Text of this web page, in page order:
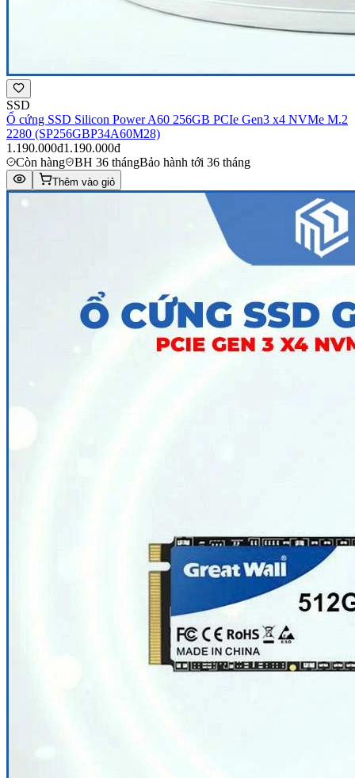
SSD
Ổ cứng SSD Silicon Power A60 256GB PCIe Gen3 x4 NVMe M.2
2280 (SP256GBP34A60M28)
1.190.000đ1.190.000đ
Còn hàng
BH 36 thángBảo hành tới 36 tháng
Thêm vào giỏ